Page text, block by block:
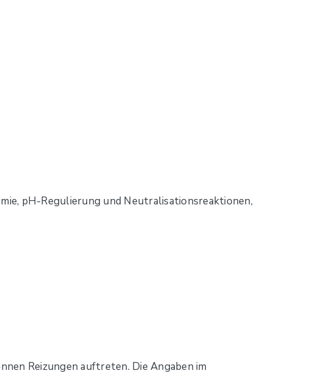
pH-Regulierung und Neutralisationsreaktionen,
Reizungen auftreten. Die Angaben im